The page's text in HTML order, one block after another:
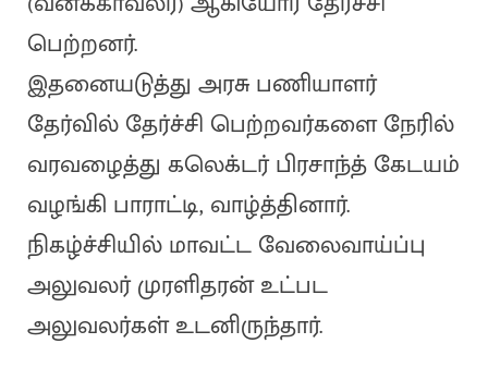
பெற்றனர்.
இதனையடுத்து அரசு பணியாளர்
தேர்வில் தேர்ச்சி பெற்றவர்களை நேரில்
வரவழைத்து கலெக்டர் பிரசாந்த் கேடயம்
வழங்கி பாராட்டி, வாழ்த்தினார்.
நிகழ்ச்சியில் மாவட்ட வேலைவாய்ப்பு
அலுவலர் முரளிதரன் உட்பட
அலுவலர்கள் உடனிருந்தார்.